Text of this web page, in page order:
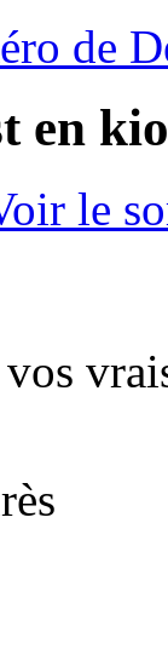
de
en
le